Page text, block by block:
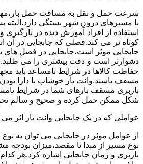
سرعت حمل و نقل به مسافت حمل
با مسیرهای درون شهر بستگی دارد.البته
استفاده از افراد آموزش دیده در بارگیری و
کوتاه تر می کند.فصلی که جابجایی در آن
جابجایی موثر است،جابجایی در فصل های
دشوارتر است و دقت بیشتری را می
حفاظت کالاها در شرایط نامساعد باید
مسقف باشند.وانت بار خوشاب با دارا
باربری مسقف بارهای شما در شرایط
شکل ممکن حمل کرده و صحیح و سالم
عواملی که در یک جابجایی وانت بار اثر می
از عوامل موثر در جابجایی می توان به نوع
نوع مسیر از مبدا تا مقصد،میزان بودجه
باربری و زمان جابجایی اشاره کرد.هر